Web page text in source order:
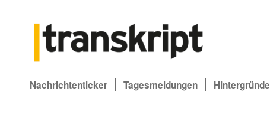
Nachrichtenticker Tagesmeldungen Hintergründe